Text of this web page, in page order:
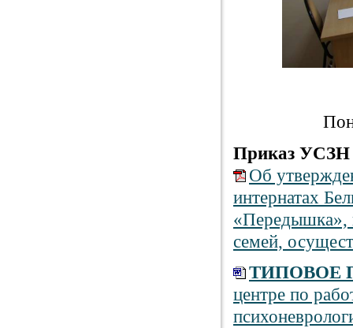
Приказ УСЗН
Об
интернатах
«Передышка»,
семей,
ТИПОВОЕ
центре по